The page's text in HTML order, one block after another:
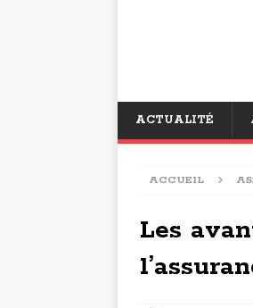
ACTUALITÉ
ACCUEIL
Les